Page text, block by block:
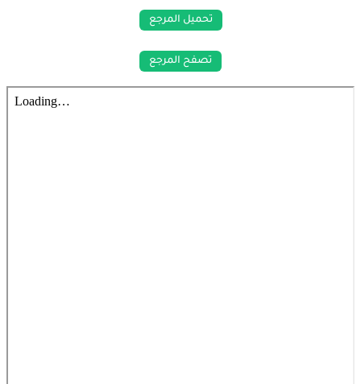
تحميل المرجع
تصفح المرجع